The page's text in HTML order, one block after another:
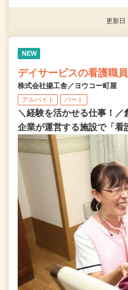
更新日
NEW
デイサービスの看護職員
株式会社揚工舎／ヨウコー町屋
アルバイト パート
＼経験を活かせる仕事！
企業が運営する施設で「看